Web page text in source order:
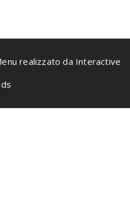
realizzato da Interactive